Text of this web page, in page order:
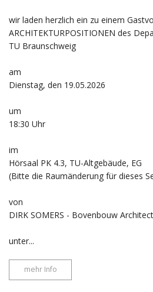
wir laden herzlich ein zu einem
ARCHITEKTURPOSITIONEN des
TU Braunschweig
am
Dienstag, den 19.05.2026
um
18:30 Uhr
im
Hörsaal PK 4.3, TU-Altgebäude, EG
(Bitte die Raumänderung für dieses
von
DIRK SOMERS - Bovenbouw
unter...
mehr Info